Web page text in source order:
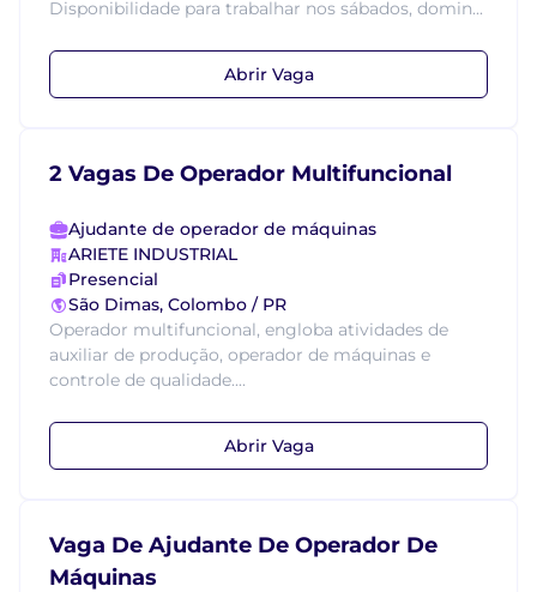
Disponibilidade para trabalhar nos sábados, domin...
Abrir Vaga
2 Vagas De Operador Multifuncional
Ajudante de operador de máquinas
ARIETE INDUSTRIAL
Presencial
São Dimas, Colombo / PR
Operador multifuncional, engloba atividades de
auxiliar de produção, operador de máquinas e
controle de qualidade....
Abrir Vaga
Vaga De Ajudante De Operador De
Máquinas